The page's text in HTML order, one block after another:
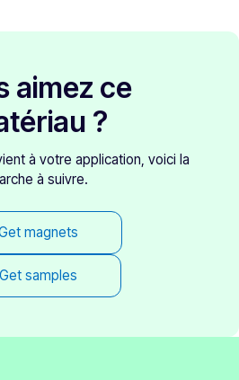
aimez ce
?
à votre application, voici la
à suivre.
magnets
Get samples